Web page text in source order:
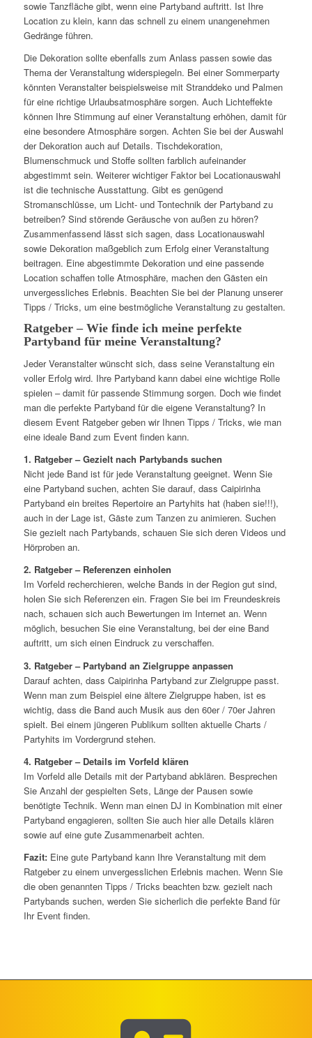
sowie Tanzfläche gibt, wenn eine Partyband auftritt. Ist Ihre
Location zu klein, kann das schnell zu einem unangenehmen
Gedränge führen.
Die Dekoration sollte ebenfalls zum Anlass passen sowie das
Thema der Veranstaltung widerspiegeln. Bei einer Sommerparty
könnten Veranstalter beispielsweise mit Stranddeko und Palmen
für eine richtige Urlaubsatmosphäre sorgen. Auch Lichteffekte
können Ihre Stimmung auf einer Veranstaltung erhöhen, damit für
eine besondere Atmosphäre sorgen. Achten Sie bei der Auswahl
der Dekoration auch auf Details. Tischdekoration,
Blumenschmuck und Stoffe sollten farblich aufeinander
abgestimmt sein. Weiterer wichtiger Faktor bei Locationauswahl
ist die technische Ausstattung. Gibt es genügend
Stromanschlüsse, um Licht- und Tontechnik der Partyband zu
betreiben? Sind störende Geräusche von außen zu hören?
Zusammenfassend lässt sich sagen, dass Locationauswahl
sowie Dekoration maßgeblich zum Erfolg einer Veranstaltung
beitragen. Eine abgestimmte Dekoration und eine passende
Location schaffen tolle Atmosphäre, machen den Gästen ein
unvergessliches Erlebnis. Beachten Sie bei der Planung unserer
Tipps / Tricks, um eine bestmögliche Veranstaltung zu gestalten.
Ratgeber – Wie finde ich meine perfekte
Partyband für meine Veranstaltung?
Jeder Veranstalter wünscht sich, dass seine Veranstaltung ein
voller Erfolg wird. Ihre Partyband kann dabei eine wichtige Rolle
spielen – damit für passende Stimmung sorgen. Doch wie findet
man die perfekte Partyband für die eigene Veranstaltung? In
diesem Event Ratgeber geben wir Ihnen Tipps / Tricks, wie man
eine ideale Band zum Event finden kann.
1. Ratgeber – Gezielt nach Partybands suchen
Nicht jede Band ist für jede Veranstaltung geeignet. Wenn Sie
eine Partyband suchen, achten Sie darauf, dass Caipirinha
Partyband ein breites Repertoire an Partyhits hat (haben sie!!!),
auch in der Lage ist, Gäste zum Tanzen zu animieren. Suchen
Sie gezielt nach Partybands, schauen Sie sich deren Videos und
Hörproben an.
2. Ratgeber – Referenzen einholen
Im Vorfeld recherchieren, welche Bands in der Region gut sind,
holen Sie sich Referenzen ein. Fragen Sie bei im Freundeskreis
nach, schauen sich auch Bewertungen im Internet an. Wenn
möglich, besuchen Sie eine Veranstaltung, bei der eine Band
auftritt, um sich einen Eindruck zu verschaffen.
3. Ratgeber – Partyband an Zielgruppe anpassen
Darauf achten, dass Caipirinha Partyband zur Zielgruppe passt.
Wenn man zum Beispiel eine ältere Zielgruppe haben, ist es
wichtig, dass die Band auch Musik aus den 60er / 70er Jahren
spielt. Bei einem jüngeren Publikum sollten aktuelle Charts /
Partyhits im Vordergrund stehen.
4. Ratgeber – Details im Vorfeld klären
Im Vorfeld alle Details mit der Partyband abklären. Besprechen
Sie Anzahl der gespielten Sets, Länge der Pausen sowie
benötigte Technik. Wenn man einen DJ in Kombination mit einer
Partyband engagieren, sollten Sie auch hier alle Details klären
sowie auf eine gute Zusammenarbeit achten.
Fazit:Eine gute Partyband kann Ihre Veranstaltung mit dem
Ratgeber zu einem unvergesslichen Erlebnis machen. Wenn Sie
die oben genannten Tipps / Tricks beachten bzw. gezielt nach
Partybands suchen, werden Sie sicherlich die perfekte Band für
Ihr Event finden.